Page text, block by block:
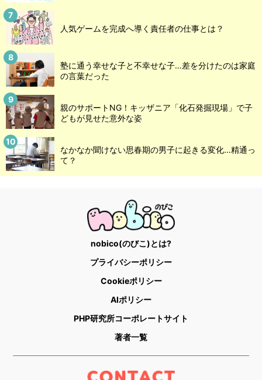
人気ゲームを完成へ導く責任者の仕事とは？
塾に通う幸せな子と不幸せな子…差を分けたのは家庭
の言葉だった
親のサポートNG！キッザニア「化石発掘現場」で子
どもが見せた意外な姿
なかなか聞けない思春期の男子に起きる変化…精通っ
て？
nobico(のびこ)とは?
プライバシーポリシー
Cookieポリシー
AIポリシー
PHP研究所コーポレートサイト
著者一覧